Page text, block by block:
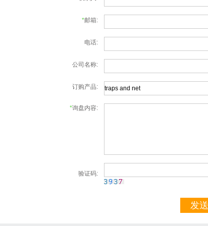
*邮箱:
电话:
公司名称:
订购产品:
*询盘内容:
验证码:
发送